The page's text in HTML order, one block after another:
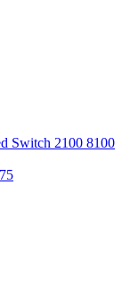
Switch 2100 8100